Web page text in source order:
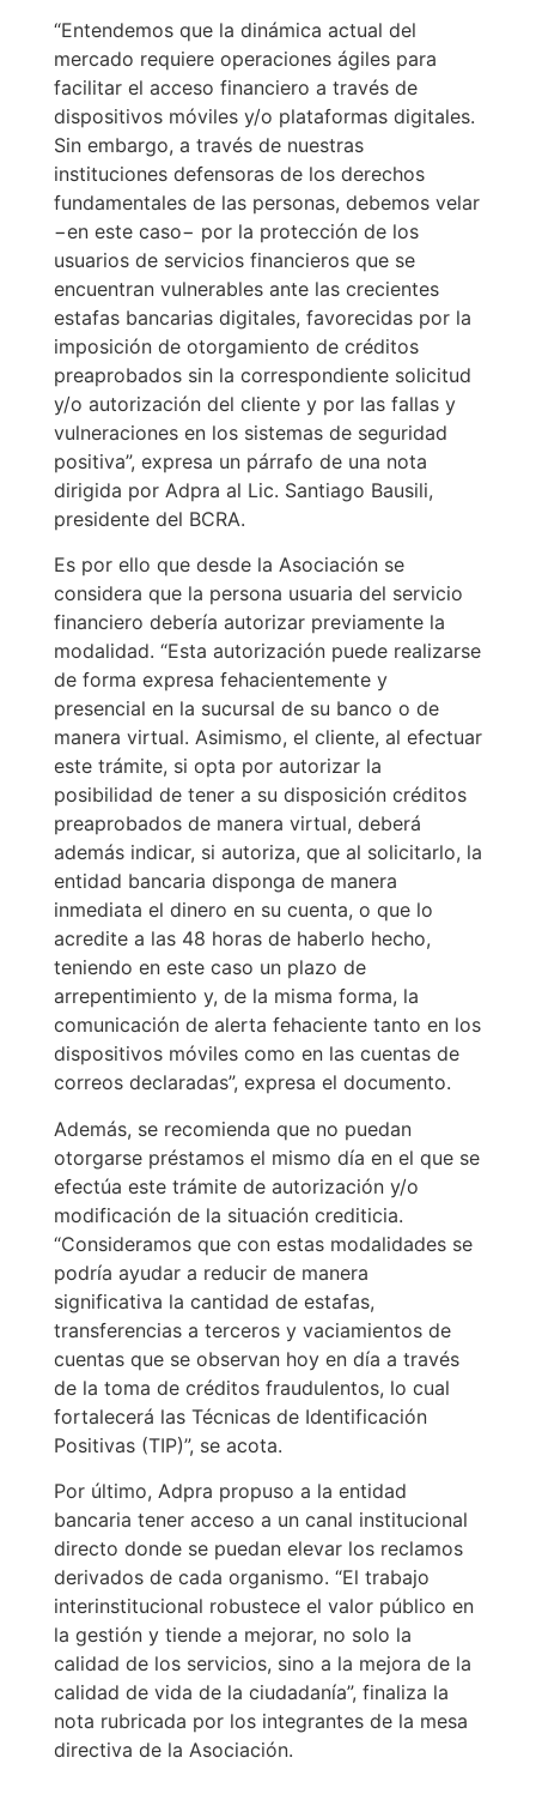
“Entendemos que la dinámica actual del
mercado requiere operaciones ágiles para
facilitar el acceso financiero a través de
dispositivos móviles y/o plataformas digitales.
Sin embargo, a través de nuestras
instituciones defensoras de los derechos
fundamentales de las personas, debemos velar
−en este caso− por la protección de los
usuarios de servicios financieros que se
encuentran vulnerables ante las crecientes
estafas bancarias digitales, favorecidas por la
imposición de otorgamiento de créditos
preaprobados sin la correspondiente solicitud
y/o autorización del cliente y por las fallas y
vulneraciones en los sistemas de seguridad
positiva”, expresa un párrafo de una nota
dirigida por Adpra al Lic. Santiago Bausili,
presidente del BCRA.
Es por ello que desde la Asociación se
considera que la persona usuaria del servicio
financiero debería autorizar previamente la
modalidad. “Esta autorización puede realizarse
de forma expresa fehacientemente y
presencial en la sucursal de su banco o de
manera virtual. Asimismo, el cliente, al efectuar
este trámite, si opta por autorizar la
posibilidad de tener a su disposición créditos
preaprobados de manera virtual, deberá
además indicar, si autoriza, que al solicitarlo, la
entidad bancaria disponga de manera
inmediata el dinero en su cuenta, o que lo
acredite a las 48 horas de haberlo hecho,
teniendo en este caso un plazo de
arrepentimiento y, de la misma forma, la
comunicación de alerta fehaciente tanto en los
dispositivos móviles como en las cuentas de
correos declaradas”, expresa el documento.
Además, se recomienda que no puedan
otorgarse préstamos el mismo día en el que se
efectúa este trámite de autorización y/o
modificación de la situación crediticia.
“Consideramos que con estas modalidades se
podría ayudar a reducir de manera
significativa la cantidad de estafas,
transferencias a terceros y vaciamientos de
cuentas que se observan hoy en día a través
de la toma de créditos fraudulentos, lo cual
fortalecerá las Técnicas de Identificación
Positivas (TIP)”, se acota.
Por último, Adpra propuso a la entidad
bancaria tener acceso a un canal institucional
directo donde se puedan elevar los reclamos
derivados de cada organismo. “El trabajo
interinstitucional robustece el valor público en
la gestión y tiende a mejorar, no solo la
calidad de los servicios, sino a la mejora de la
calidad de vida de la ciudadanía”, finaliza la
nota rubricada por los integrantes de la mesa
directiva de la Asociación.